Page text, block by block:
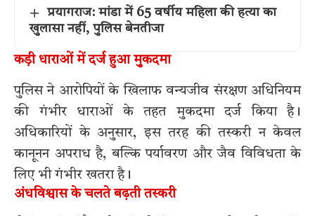
प्रयागराज: मांडा में 65 वर्षीय महिला की हत्या का
खुलासा नहीं, पुलिस बेनतीजा
कड़ी धाराओं में दर्ज हुआ मुकदमा
पुलिस ने आरोपियों के खिलाफ वन्यजीव संरक्षण अधिनियम
की गंभीर धाराओं के तहत मुकदमा दर्ज किया है।
अधिकारियों के अनुसार, इस तरह की तस्करी न केवल
कानूनन अपराध है, बल्कि पर्यावरण और जैव विविधता के
लिए भी गंभीर खतरा है।
अंधविश्वास के चलते बढ़ती तस्करी